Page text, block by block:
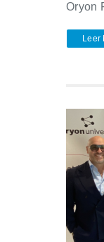
Oryon
Leer